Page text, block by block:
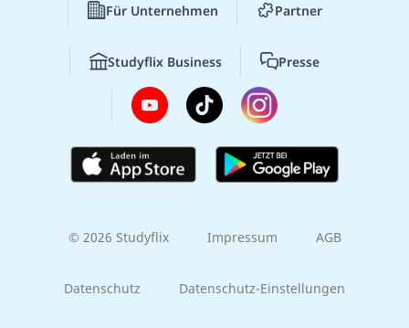
Für Unternehmen Partner
Studyflix Business Presse
© 2026 Studyflix Impressum AGB
Datenschutz Datenschutz-Einstellungen